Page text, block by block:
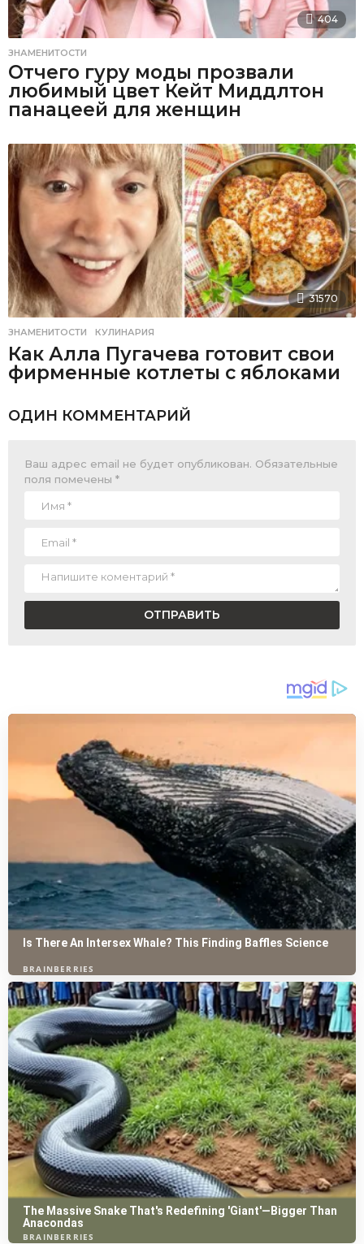
404
ЗНАМЕНИТОСТИ
Отчего гуру моды прозвали
любимый цвет Кейт Миддлтон
панацеей для женщин
31570
ЗНАМЕНИТОСТИ ,КУЛИНАРИЯ
Как Алла Пугачева готовит свои
фирменные котлеты с яблоками
ОДИН КОММЕНТАРИЙ
Ваш адрес email не будет опубликован. Обязательные
поля помечены *